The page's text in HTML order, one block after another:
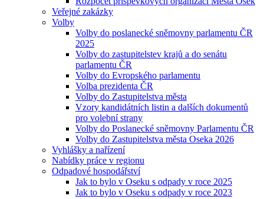
Veřejné zakázky
Volby
Volby do poslanecké sněmovny parlamentu ČR
2025
Volby do zastupitelstev krajů a do senátu
parlamentu ČR
Volby do Evropského parlamentu
Volba prezidenta ČR
Volby do Zastupitelstva města
Vzory kandidátních listin a dalších dokumentů
pro volební strany
Volby do Poslanecké sněmovny Parlamentu ČR
Volby do Zastupitelstva města Oseka 2026
Vyhlášky a nařízení
Nabídky práce v regionu
Odpadové hospodářství
Jak to bylo v Oseku s odpady v roce 2025
Jak to bylo v Oseku s odpady v roce 2023